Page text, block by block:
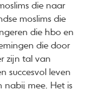
die naar
moslims die
die hbo en
die door
zijn tal van
succesvol leven
nabij mee. Het is